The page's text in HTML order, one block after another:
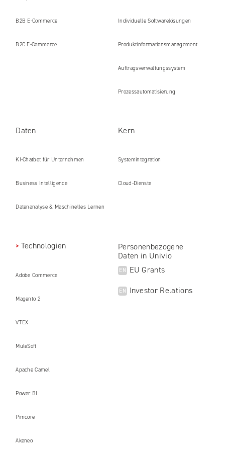
B2B E‑Commerce
B2C E‑Commerce
Individuelle Softwarelösungen
Produkt​informations​management
Auftragsverwaltungssystem
Prozessautomatisierung
Daten
KI-Chatbot für Unternehmen
Business Intelligence
Datenanalyse & Maschinelles Lernen
Kern
Systemintegration
Cloud-Dienste
Technologien
Adobe Commerce
Magento 2
VTEX
MuleSoft
Apache Camel
Power BI
Pimcore
Akeneo
Personenbezogene
Daten in Univio
EN EU Grants
EN Investor Relations